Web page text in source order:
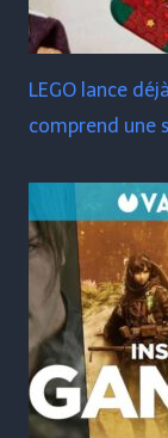
LEGO lance
comprend une